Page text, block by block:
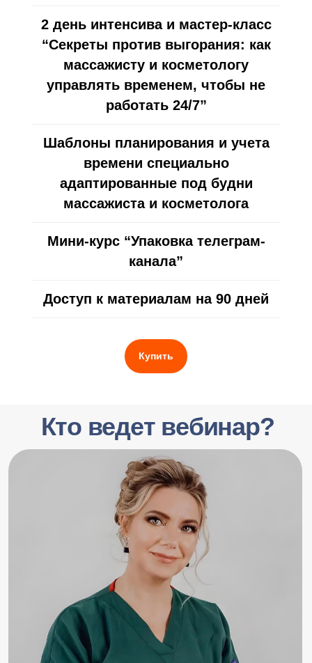
2 день интенсива и мастер-класс
“Секреты против выгорания: как
массажисту и косметологу
управлять временем, чтобы не
работать 24/7”
Шаблоны планирования и учета
времени специально
адаптированные под будни
массажиста и косметолога
Мини-курс “Упаковка телеграм-
канала”
Доступ к материалам на 90 дней
Купить
с 2014 года
Успешно выпустила
5 000+ учеников
10 000+ подписчиков в соц сетях
Массажист-реабилитолог,
прикладной кинезиолог,
автор обучающих курсов,
Член международной
Федерации массажа
Член Ассоциации спикеров
Отзывы об
обучении у Нины
Андреевны
Сотни специалистов по всей России